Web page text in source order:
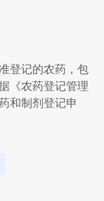
登记的农药，包
《农药登记管理
和制剂登记申